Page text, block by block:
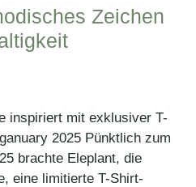
Zeichen
inspiriert mit exklusiver T-
2025 Pünktlich zum
brachte Eleplant, die
eine limitierte T-Shirt-